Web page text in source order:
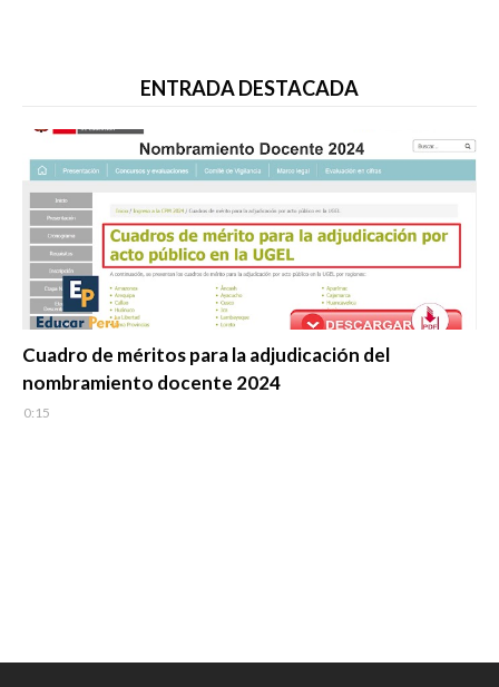
ENTRADA DESTACADA
Cuadro de méritos para la adjudicación del
nombramiento docente 2024
0:15